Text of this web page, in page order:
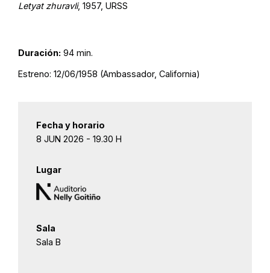
Letyat zhuravli, 1957, URSS
Duración: 94 min.
Estreno: 12/06/1958 (Ambassador, California)
Fecha y horario
8 JUN 2026 - 19.30 H
Lugar
Sala
Sala B